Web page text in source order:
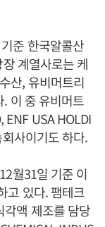
준 한국알콜산
계열사로는 케
산, 유비머트리
이 중 유비머트
ENF USA HOLDI
사이기도 하다.
월31일 기준 이
고 있다. 팸테크
액 제조를 담당